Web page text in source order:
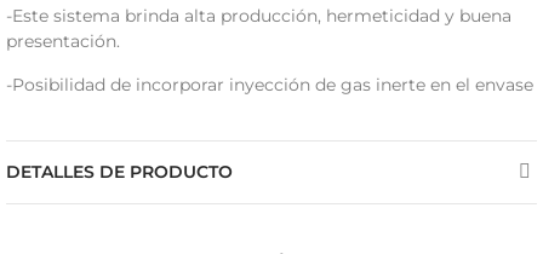
-Este sistema brinda alta producción, hermeticidad y buena
presentación.
-Posibilidad de incorporar inyección de gas inerte en el envase
DETALLES DE PRODUCTO